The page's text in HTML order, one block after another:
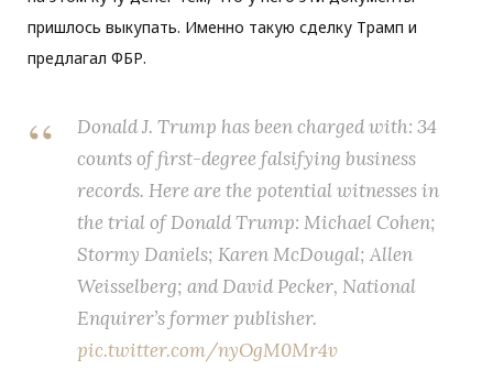
пришлось выкупать. Именно такую сделку Трамп и
предлагал ФБР.
Donald J. Trump has been charged with: 34
counts of first-degree falsifying business
records. Here are the potential witnesses in
the trial of Donald Trump: Michael Cohen;
Stormy Daniels; Karen McDougal; Allen
Weisselberg; and David Pecker, National
Enquirer’s former publisher.
pic.twitter.com/nyOgM0Mr4v